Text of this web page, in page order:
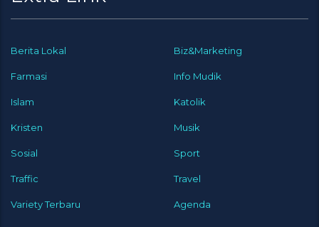
Berita Lokal Biz&Marketing
Farmasi Info Mudik
Islam Katolik
Kristen Musik
Sosial Sport
Traffic Travel
Variety Terbaru Agenda